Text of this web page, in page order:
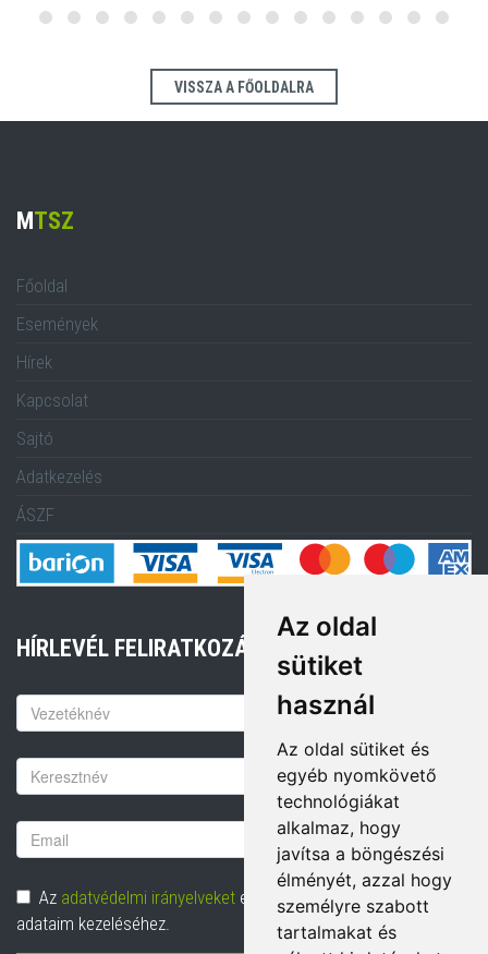
Az oldal
sütiket
használ
Az oldal sütiket és
egyéb nyomkövető
technológiákat
alkalmaz, hogy
javítsa a böngészési
élményét, azzal hogy
személyre szabott
tartalmakat és
VISSZA A FŐOLDALRA
MTSZ
Főoldal
Események
Hírek
Kapcsolat
Sajtó
Adatkezelés
ÁSZF
HÍRLEVÉL FELIRATKOZÁS
Keresztnév
Vezetéknév
Email
cím
Adatvédelem
Az adatvédelmi irányelveket elolvastam és hozzájárulok
adataim kezeléséhez.